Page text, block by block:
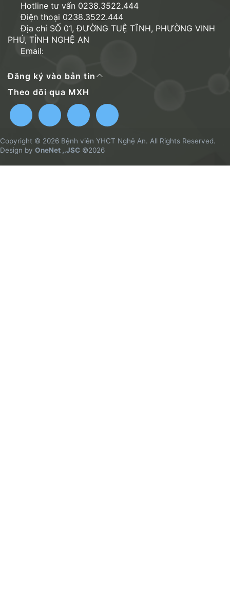
Hotline tư vấn 0238.3522.444
Điện thoại 0238.3522.444
Địa chỉ SỐ 01, ĐƯỜNG TUỆ TĨNH, PHƯỜNG VINH
PHÚ, TỈNH NGHỆ AN
Email:
Đăng ký vào bản tin
Theo dõi qua MXH
Copyright © 2026 Bệnh viên YHCT Nghệ An. All Rights Reserved.
Design by OneNet ,.JSC ©2026